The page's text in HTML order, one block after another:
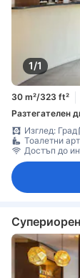
1/1
30 m²/323 ft²
Разтегателен
Изглед: Град
Тоалетни
Достъп до